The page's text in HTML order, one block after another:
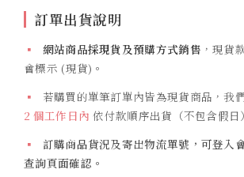
訂單出貨說明
▪ 網站商品採現貨及預購方式銷售 ，現貨
會標示 (現貨)。
▪
若購買的單筆訂單內皆為現貨商品，我
2 個工作日內 依付款順序出貨（不包含假日
▪
訂購商品貨況及寄出物流單號，可登入
查詢頁面確認。